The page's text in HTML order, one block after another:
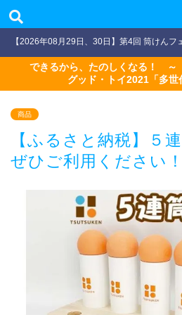
【2026年08月29日、30日】第4回 筒けんフ
できるから、たのしくなる！
グッド・トイ2021「多世
商品
【ふるさと納税】５
ぜひご利用ください！